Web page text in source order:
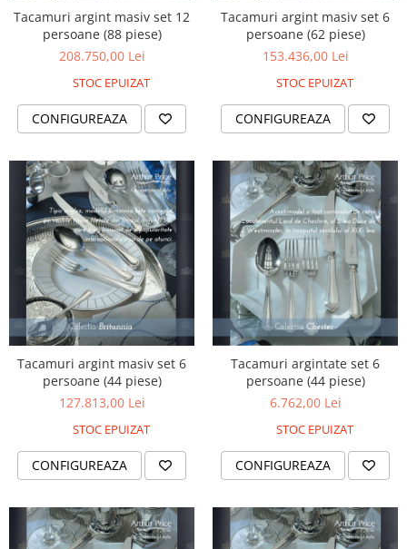
Tacamuri argint masiv set 12
persoane (88 piese)
208.750,00 Lei
STOC EPUIZAT
CONFIGUREAZA
Tacamuri argint masiv set 6
persoane (62 piese)
153.436,00 Lei
STOC EPUIZAT
CONFIGUREAZA
Tacamuri argint masiv set 6
persoane (44 piese)
127.813,00 Lei
STOC EPUIZAT
CONFIGUREAZA
Tacamuri argintate set 6
persoane (44 piese)
6.762,00 Lei
STOC EPUIZAT
CONFIGUREAZA